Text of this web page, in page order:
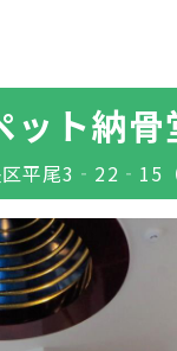
ト納骨
区平尾3‐22‐15